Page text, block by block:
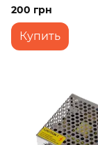
ленты 1м BY-037
200 грн
Купить